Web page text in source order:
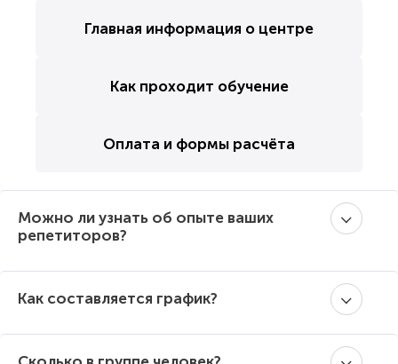
Главная информация о центре
Как проходит обучение
Оплата и формы расчёта
Можно ли узнать об опыте ваших
репетиторов?
Как составляется график?